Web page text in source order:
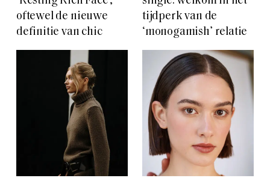
oftewel de nieuwe
definitie van chic
tijdperk van de
‘monogamish’ relatie